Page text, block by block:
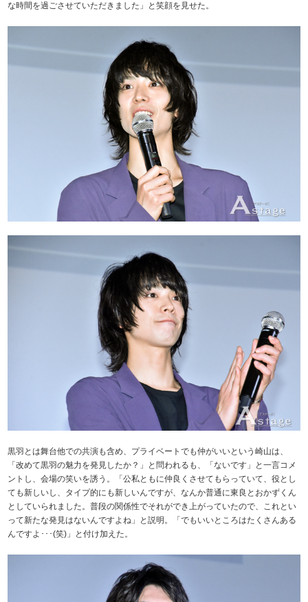
な時間を過ごさせていただきました」と笑顔を見せた。
黒羽とは舞台他での共演も含め、プライベートでも仲がいいという崎山は、
「改めて黒羽の魅力を発見したか？」と問われるも、「ないです」と一言コメ
ントし、会場の笑いを誘う。「公私ともに仲良くさせてもらっていて、役とし
ても新しいし、タイプ的にも新しいんですが、なんか普通に東良とおかずくん
としていられました。普段の関係性でそれができ上がっていたので、これとい
って新たな発見はないんですよね」と説明。「でもいいところはたくさんある
んですよ･･･(笑)」と付け加えた。